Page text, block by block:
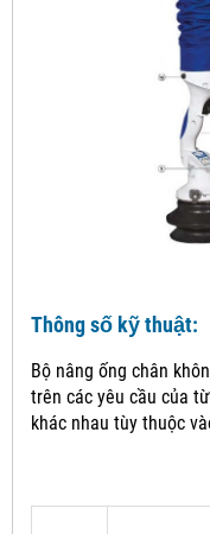
Thông số kỹ thuật:
Bộ nâng ống chân
trên các yêu cầu của
khác nhau tùy thuộc